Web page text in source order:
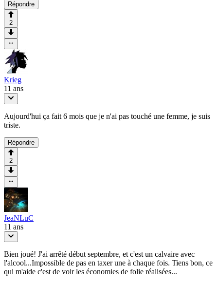
Répondre
2
Krieg
11 ans
Aujourd'hui ça fait 6 mois que je n'ai pas touché une femme, je suis
triste.
Répondre
2
JeaNLuC
11 ans
Bien joué! J'ai arrêté début septembre, et c'est un calvaire avec
l'alcool...Impossible de pas en taxer une à chaque fois. Tiens bon, ce
qui m'aide c'est de voir les économies de folie réalisées...